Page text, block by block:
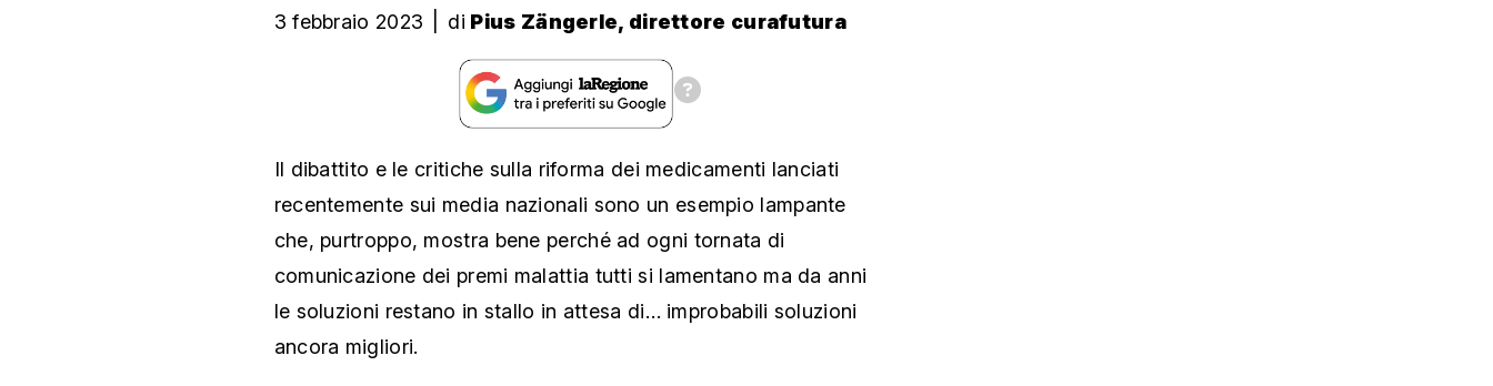
3 febbraio 2023 di Pius Zängerle, direttore curafutura
Il dibattito e le critiche sulla riforma dei medicamenti lanciati
recentemente sui media nazionali sono un esempio lampante
che, purtroppo, mostra bene perché ad ogni tornata di
comunicazione dei premi malattia tutti si lamentano ma da anni
le soluzioni restano in stallo in attesa di… improbabili soluzioni
ancora migliori.